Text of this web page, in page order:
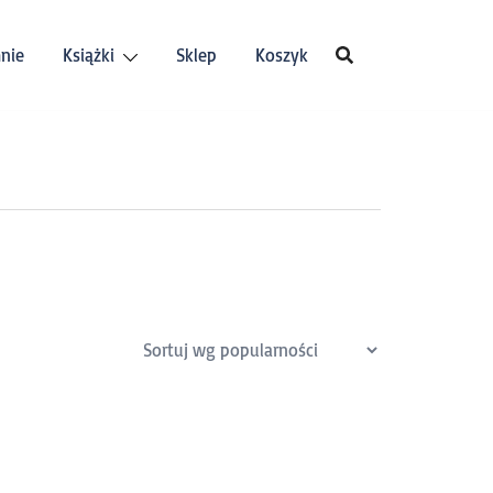
Książki Sklep Koszyk